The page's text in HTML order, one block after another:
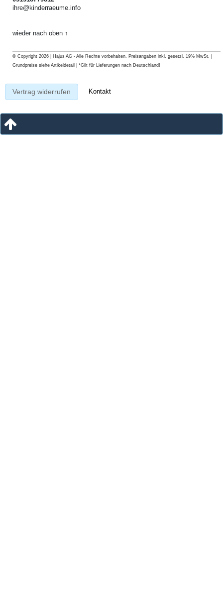
ihre@kinderraeume.info
wieder nach oben ↑
© Copyright 2026 | Hajus AG - Alle Rechte vorbehalten. Preisangaben inkl. gesetzl. 19% MwSt. |
Grundpreise siehe Artikeldetail | *Gilt für Lieferungen nach Deutschland!
Vertrag widerrufen Kontakt